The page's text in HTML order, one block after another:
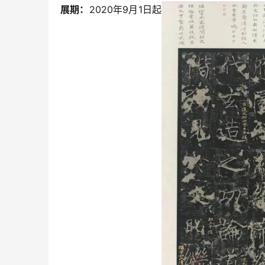
展期： 2020年9月1日起